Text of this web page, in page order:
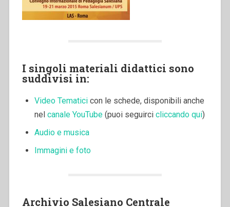
I singoli materiali didattici sono
suddivisi in:
Video Tematicicon le schede, disponibili anche
nel canale YouTube(puoi seguircicliccando qui)
Audio e musica
Immagini e foto
Archivio Salesiano Centrale